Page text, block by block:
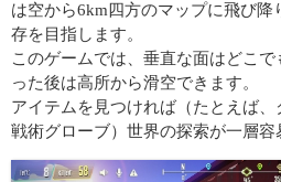
は空から6km四方のマップに飛び降
存を目指します。
このゲームでは、垂直な面はどこ
った後は高所から滑空できます。
アイテムを見つければ（たとえば
戦術グローブ）世界の探索が一層容